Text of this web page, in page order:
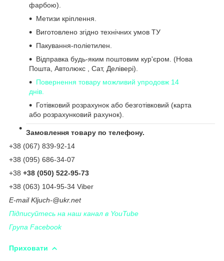
фарбою).
Метизи кріплення.
Виготовлено згідно технічних умов ТУ
Пакування-поліетилен.
Відправка будь-яким поштовим кур'єром. (Нова
Пошта, Автолюкс , Сат, Делівері).
Повернення товару можливий упродовж 14
днів.
Готівковий розрахунок або безготівковий (карта
або розрахунковий рахунок).
Замовлення товару по телефону.
+38 (067) 839-92-14
+38 (095) 686-34-07
+38 +38 (050) 522-95-73
+38 (063) 104-95-34 Viber
Е-mail Kljuch-@ukr.net
Підписуйтесь на наш канал в YouTube
Група Facebook
Приховати